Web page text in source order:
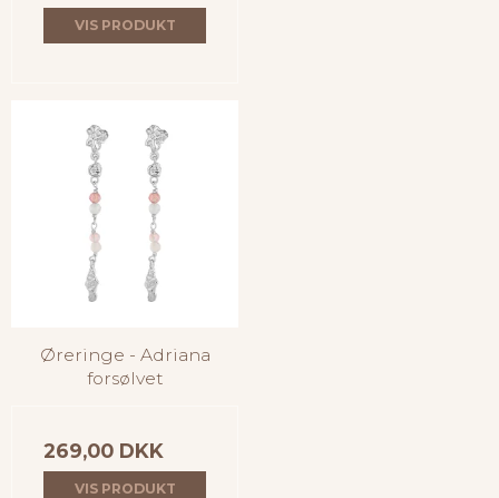
VIS PRODUKT
Øreringe - Adriana
forsølvet
269,00 DKK
VIS PRODUKT